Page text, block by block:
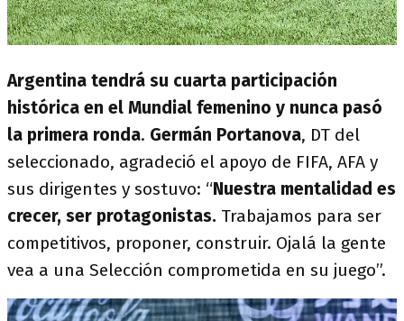
Argentina tendrá su cuarta participación
histórica en el Mundial femenino y nunca pasó
la primera ronda. Germán Portanova, DT del
seleccionado, agradeció el apoyo de FIFA, AFA y
sus dirigentes y sostuvo: “Nuestra mentalidad es
crecer, ser protagonistas. Trabajamos para ser
competitivos, proponer, construir. Ojalá la gente
vea a una Selección comprometida en su juego”.